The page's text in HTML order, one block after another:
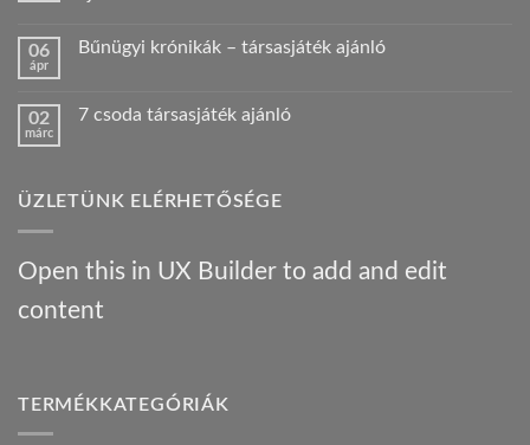
beszámoló!
Híres
ember
a(z)
orosz
gasztrotúra
06
ápr
Bűnügyi krónikák – társasjáték ajánló
Bűnügyi
bejegyzéshez
02
márc
7 csoda társasjáték ajánló
csoda
ÜZLETÜNK ELÉRHETŐSÉGE
Open this in UX Builder to add and edit
content
TERMÉKKATEGÓRIÁK